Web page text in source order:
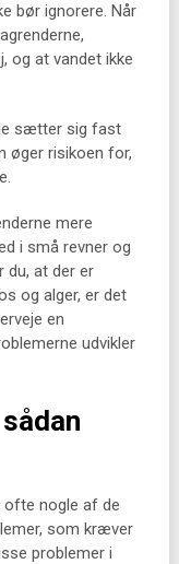
bør ignorere. Når
og at vandet ikke
sætter sig fast
øger risikoen for,
mere
i små revner og
du, at der er
og alger, er det
en
udvikler
nogle af de
som kræver
problemer i